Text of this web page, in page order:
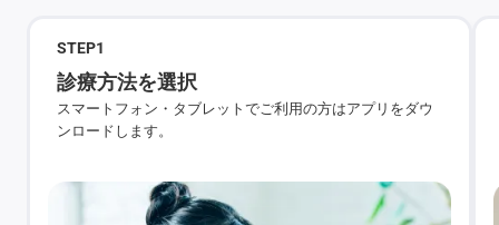
STEP1
診療方法を選択
スマートフォン・タブレットでご利用の方はアプリをダウ
ンロードします。